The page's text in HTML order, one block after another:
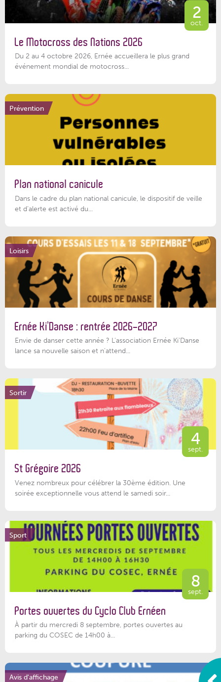
2
oct.
Le Motocross des Nations 2026
Du 2 au 4 octobre 2026, Ernée accueillera le plus grand
événement mondial de motocross...
Prévention
Plan national canicule
Dans le cadre du plan national canicule, le dispositif de veille
et d’alerte est activé du...
Loisirs
Ernée Ki’Danse : rentrée 2026-2027
Envie de danser cette année ? L'association Ernée Ki'Danse
lance sa nouvelle saison et n'attend...
Sortir
4
sept.
St Grégoire 2026
Venez nombreux pour célébrer la 30ème édition. Une
soirée exceptionnelle vous attend le samedi soir...
Sport
8
sept.
Portes ouvertes du Cyclo Club Ernéen
À partir du mercredi 8 septembre, portes ouvertes au
parking du COSEC de 14h00 à...
Avis d'affichage